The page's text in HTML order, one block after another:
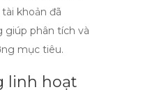
khoản đã
phân tích và
mục tiêu.
linh hoạt